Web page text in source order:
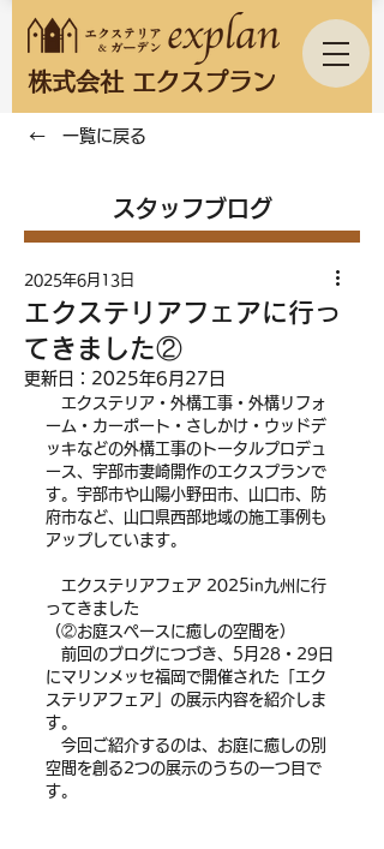
株式会社 エクスプラン
← 一覧に戻る
スタッフブログ
エクステリアフェアに行っ
てきました②
2025年6月13日
更新日： 2025年6月27日
エクステリア・外構工事・外構リフォ
ーム・カーポート・さしかけ・ウッドデ
ッキなどの外構工事のトータルプロデュ
ース、宇部市妻崎開作のエクスプランで
す。宇部市や山陽小野田市、山口市、防
府市など、山口県西部地域の施工事例も
アップしています。
エクステリアフェア 2025in九州に行
ってきました
（②お庭スペースに癒しの空間を）
前回のブログにつづき、5月28・29日
にマリンメッセ福岡で開催された「エク
ステリアフェア」の展示内容を紹介しま
す。
今回ご紹介するのは、お庭に癒しの別
空間を創る2つの展示のうちの一つ目で
す。